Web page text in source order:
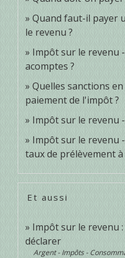
Quand faut-il payer
le revenu ?
Impôt sur le revenu
acomptes ?
Quelles sanctions
paiement de l'impôt ?
Impôt sur le revenu
Impôt sur le revenu
taux de prélèvement à
Et aussi
Impôt sur le revenu
déclarer
Argent - Impôts -